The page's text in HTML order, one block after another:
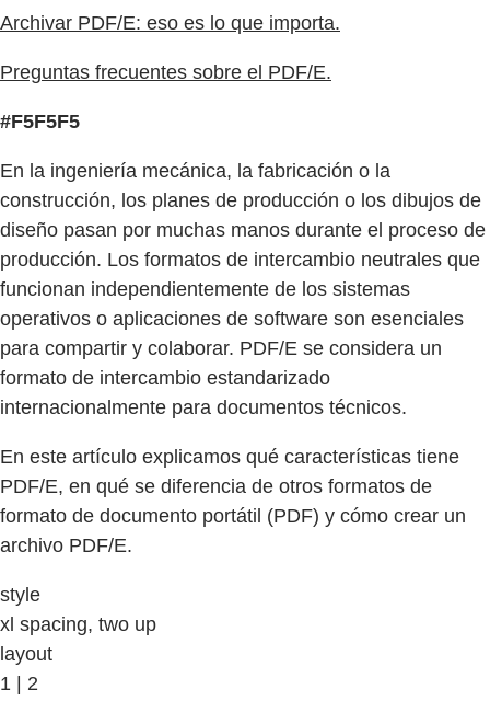
Archivar PDF/E: eso es lo que importa.
Preguntas frecuentes sobre el PDF/E.
#F5F5F5
En la ingeniería mecánica, la fabricación o la
construcción, los planes de producción o los dibujos de
diseño pasan por muchas manos durante el proceso de
producción. Los formatos de intercambio neutrales que
funcionan independientemente de los sistemas
operativos o aplicaciones de software son esenciales
para compartir y colaborar. PDF/E se considera un
formato de intercambio estandarizado
internacionalmente para documentos técnicos.
En este artículo explicamos qué características tiene
PDF/E, en qué se diferencia de otros formatos de
formato de documento portátil (PDF) y cómo crear un
archivo PDF/E.
style
xl spacing, two up
layout
1 | 2